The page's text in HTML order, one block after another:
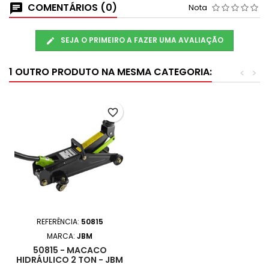
COMENTÁRIOS (0) Nota
SEJA O PRIMEIRO A FAZER UMA AVALIAÇÃO
1 OUTRO PRODUTO NA MESMA CATEGORIA: >
<
REFERÊNCIA: 50815
MARCA: JBM
50815 - MACACO
HIDRÁULICO 2 TON - JBM
favorite_border